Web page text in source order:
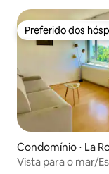
Preferido dos
Preferido dos
Condomínio ⋅ La
Vista para o mar/